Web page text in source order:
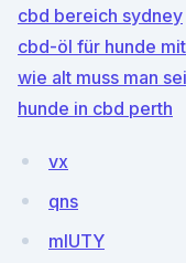
cbd bereich sydney
cbd-öl für hunde
wie alt muss man
hunde in cbd perth
vx
qns
mlUTY